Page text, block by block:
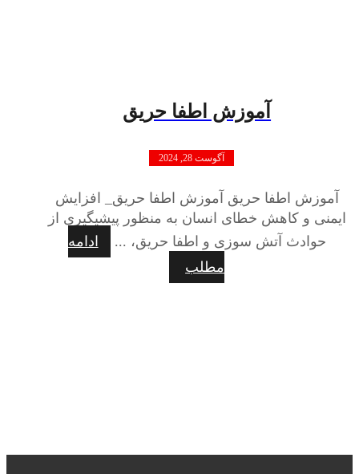
آموزش اطفا حریق
آگوست 28, 2024
آموزش اطفا حریق آموزش اطفا حریق_ افزایش
ایمنی و کاهش خطای انسان به منظور پیشیگیری از
حوادث آتش سوزی و اطفا حریق، ...
ادامه
مطلب